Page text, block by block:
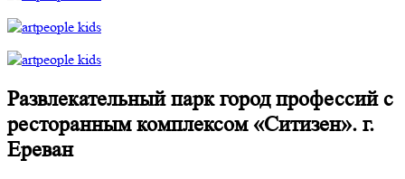
Развлекательный парк город профессий с
ресторанным комплексом «Ситизен». г.
Ереван